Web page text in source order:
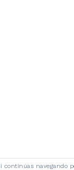
continúas navegando